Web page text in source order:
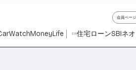
会員ページ
WatchMoneyLife PR住宅ローンSBIネ